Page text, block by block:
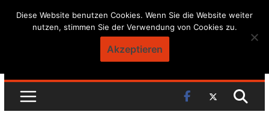
SkipDiese Website benutzen Cookies. Wenn Sie die Website weiter
nutzen, stimmen Sie der Verwendung von Cookies zu.
Akzeptieren